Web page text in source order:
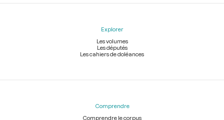
Explorer
Les volumes
Les députés
Les cahiers de doléances
Comprendre
Comprendre le corpus